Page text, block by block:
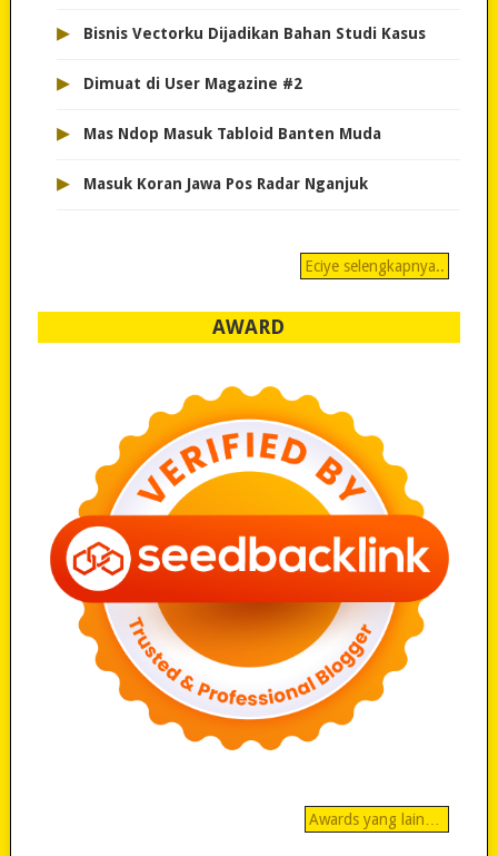
▸ Bisnis Vectorku Dijadikan Bahan Studi Kasus
▸ Dimuat di User Magazine #2
▸ Mas Ndop Masuk Tabloid Banten Muda
▸ Masuk Koran Jawa Pos Radar Nganjuk
Eciye selengkapnya..
AWARD
Awards yang lain…